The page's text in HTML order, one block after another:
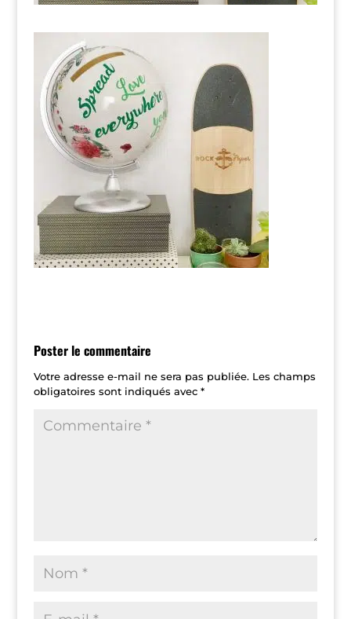
Poster le commentaire
Votre adresse e-mail ne sera pas publiée. Les champs
obligatoires sont indiqués avec *